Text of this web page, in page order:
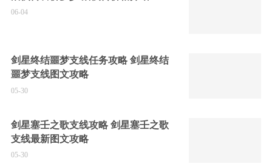
06-04
剑星终结噩梦支线任务攻略 剑星终结
噩梦支线图文攻略
05-30
剑星塞壬之歌支线攻略 剑星塞壬之歌
支线最新图文攻略
05-30